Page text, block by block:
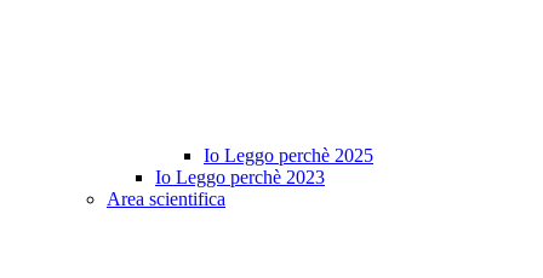
Io Leggo perchè 2025
Io Leggo perchè 2023
Area scientifica